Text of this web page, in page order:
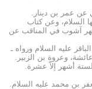
عمر بن دينار.
السلام، وعن كتاب
آشوب في المناقب عن
عليه السلام ورواه ـ
وعروة بن الزبير.
أشهر إلاّ عشرة.